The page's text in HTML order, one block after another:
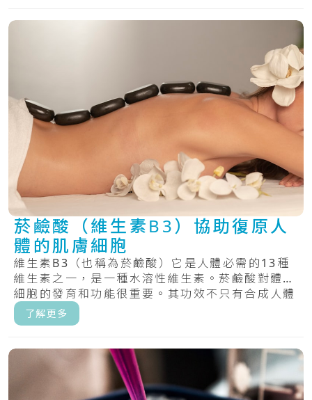
菸鹼酸（維生素B3）協助復原人
體的肌膚細胞
維生素B3（也稱為菸鹼酸）它是人體必需的13種
維生素之一，是一種水溶性維生素。菸鹼酸對體內
細胞的發育和功能很重要。其功效不只有合成人體
D.....
了解更多